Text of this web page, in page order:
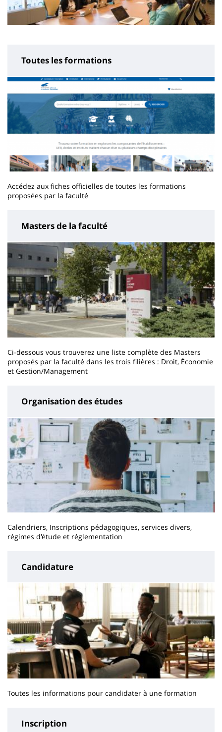
Toutes les formations
Accédez aux fiches officielles de toutes les formations
proposées par la faculté
Masters de la faculté
Ci-dessous vous trouverez une liste complète des Masters
proposés par la faculté dans les trois filières : Droit, Économie
et Gestion/Management
Organisation des études
Calendriers, Inscriptions pédagogiques, services divers,
régimes d'étude et réglementation
Candidature
Toutes les informations pour candidater à une formation
Inscription